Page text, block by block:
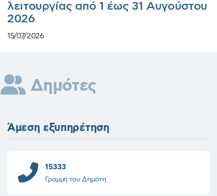
λειτουργίας από 1 έως 31 Αυγούστου
2026
15/07/2026
Δημότες
Άμεση εξυπηρέτηση
15333
Γραμμή του Δημότη